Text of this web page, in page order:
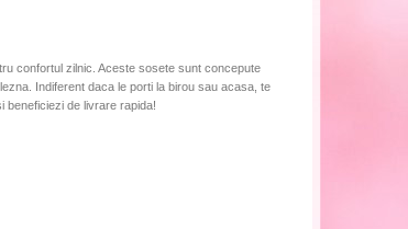
confortul zilnic. Aceste sosete sunt concepute
Indiferent daca le porti la birou sau acasa, te
beneficiezi de livrare rapida!